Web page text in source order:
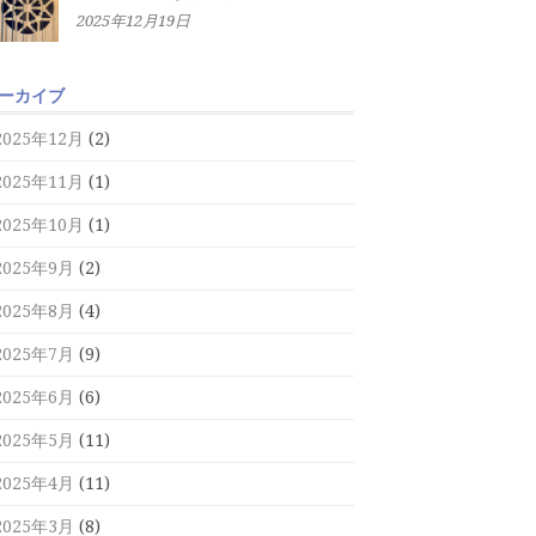
2025年12月19日
カイブ
年12月 (2)
年11月 (1)
年10月 (1)
年9月 (2)
年8月 (4)
年7月 (9)
年6月 (6)
年5月 (11)
年4月 (11)
年3月 (8)